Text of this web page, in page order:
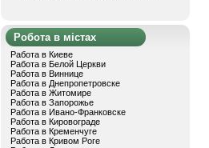
Робота в містах
Работа в Киеве
Работа в Белой Церкви
Работа в Виннице
Работа в Днепропетровске
Работа в Житомире
Работа в Запорожье
Работа в Ивано-Франковске
Работа в Кировограде
Работа в Кременчуге
Работа в Кривом Роге